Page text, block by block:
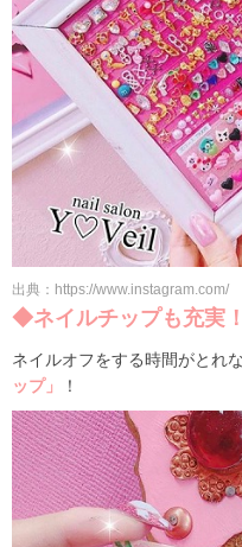
出典：https://www.instagram.com/
◆ネイルチップも充実！
ネイルオフをする時間がとれ
ップ」
！